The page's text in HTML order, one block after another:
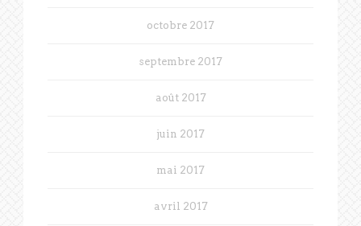
octobre 2017
septembre 2017
août 2017
juin 2017
mai 2017
avril 2017